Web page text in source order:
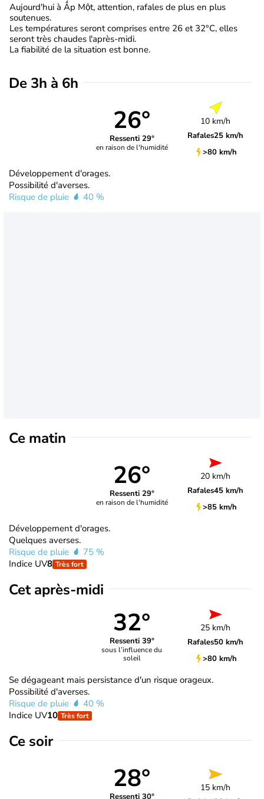
Aujourd'hui à Ấp Một, attention, rafales de plus en plus
soutenues.
Les températures seront comprises entre 26 et 32°C, elles
seront très chaudes l'après-midi.
La fiabilité de la situation est bonne.
De 3h à 6h
26°
Ressenti 29°
en raison de l'humidité
10 km/h
Rafales25 km/h
>80 km/h
Développement d'orages.
Possibilité d'averses.
Risque de pluie
40 %
Ce matin
26°
Ressenti 29°
en raison de l'humidité
20 km/h
Rafales45 km/h
>85 km/h
Développement d'orages.
Quelques averses.
Risque de pluie
75 %
Indice UV8 Très fort
Cet après-midi
32°
Ressenti 39°
sous l’influence du
soleil
25 km/h
Rafales50 km/h
>80 km/h
Se dégageant mais persistance d'un risque orageux.
Possibilité d'averses.
Risque de pluie
40 %
Indice UV10 Très fort
Ce soir
28°
Ressenti 30°
15 km/h